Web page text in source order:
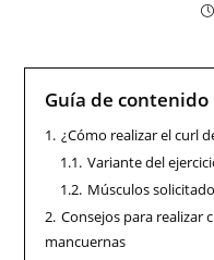
Guía de contenido
1. ¿Cómo realizar el curl
1.1. Variante del
1.2. Músculos
2. Consejos para realizar
mancuernas